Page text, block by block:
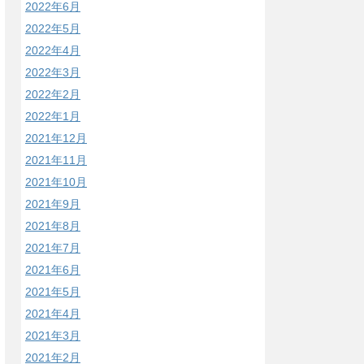
2022年6月
2022年5月
2022年4月
2022年3月
2022年2月
2022年1月
2021年12月
2021年11月
2021年10月
2021年9月
2021年8月
2021年7月
2021年6月
2021年5月
2021年4月
2021年3月
2021年2月